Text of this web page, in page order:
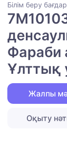
Білім беру
Фараби
Ұлттық
Жалпы
Оқыту